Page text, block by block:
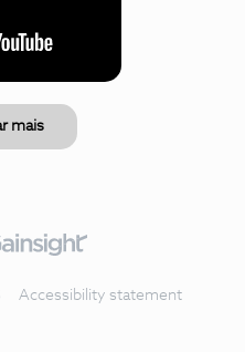
mais
Accessibility statement